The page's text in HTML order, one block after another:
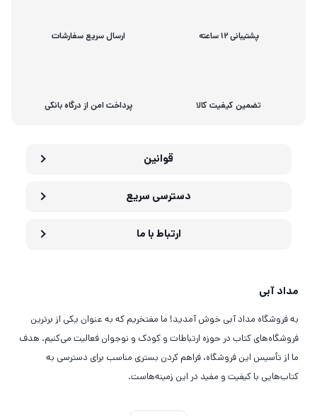
پشتیبانی 12 ساعته ارسال سریع سفارشات
تضمین کیفیت کالا پرداخت امن از درگاه بانکی
قوانین
دسترسی سریع
ارتباط با ما
مداد آبی
به فروشگاه مداد آبی خوش آمدید! ما مفتخریم که به عنوان یکی از برترین
فروشگاه‌های کتاب در حوزه ارتباطات و کودک و نوجوان فعالیت می‌کنیم. هدف
ما از تأسیس این فروشگاه، فراهم کردن بستری مناسب برای دسترسی به
کتاب‌هایی با کیفیت و مفید در این زمینه‌هاست.